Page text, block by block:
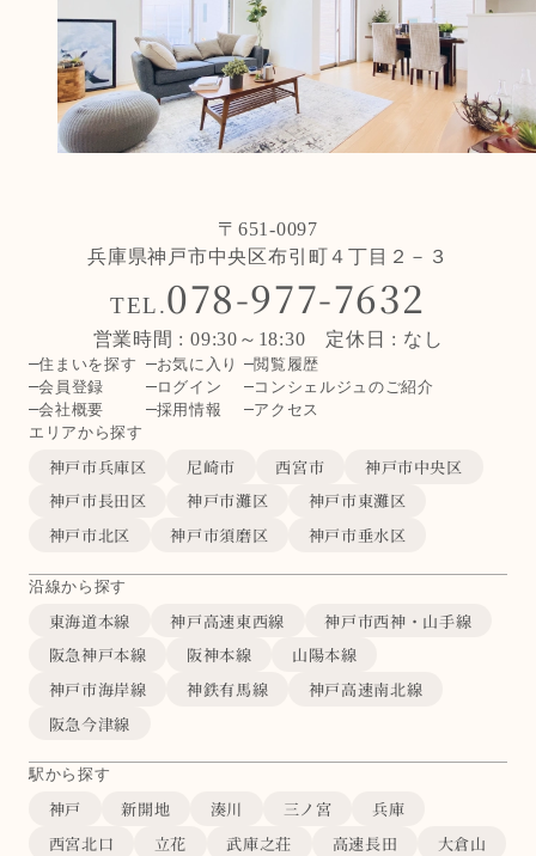
〒651-0097
兵庫県神戸市中央区布引町４丁目２－３
TEL.078-977-7632
営業時間 : 09:30～18:30 定休日 : なし
住まいを探す お気に入り
閲覧履歴
会員登録
ログイン
コンシェルジュのご紹介
会社概要
採用情報
アクセス
エリアから探す
神戸市兵庫区 尼崎市 西宮市
神戸市中央区
神戸市長田区
神戸市灘区
神戸市東灘区
神戸市北区
神戸市須磨区 神戸市垂水区
沿線から探す
東海道本線 神戸高速東西線
神戸市西神・山手線
阪急神戸本線
阪神本線
山陽本線
神戸市海岸線
神鉄有馬線
神戸高速南北線
阪急今津線
駅から探す
神戸 新開地 湊川 三ノ宮
兵庫
西宮北口
立花 武庫之荘 高速長田 大倉山